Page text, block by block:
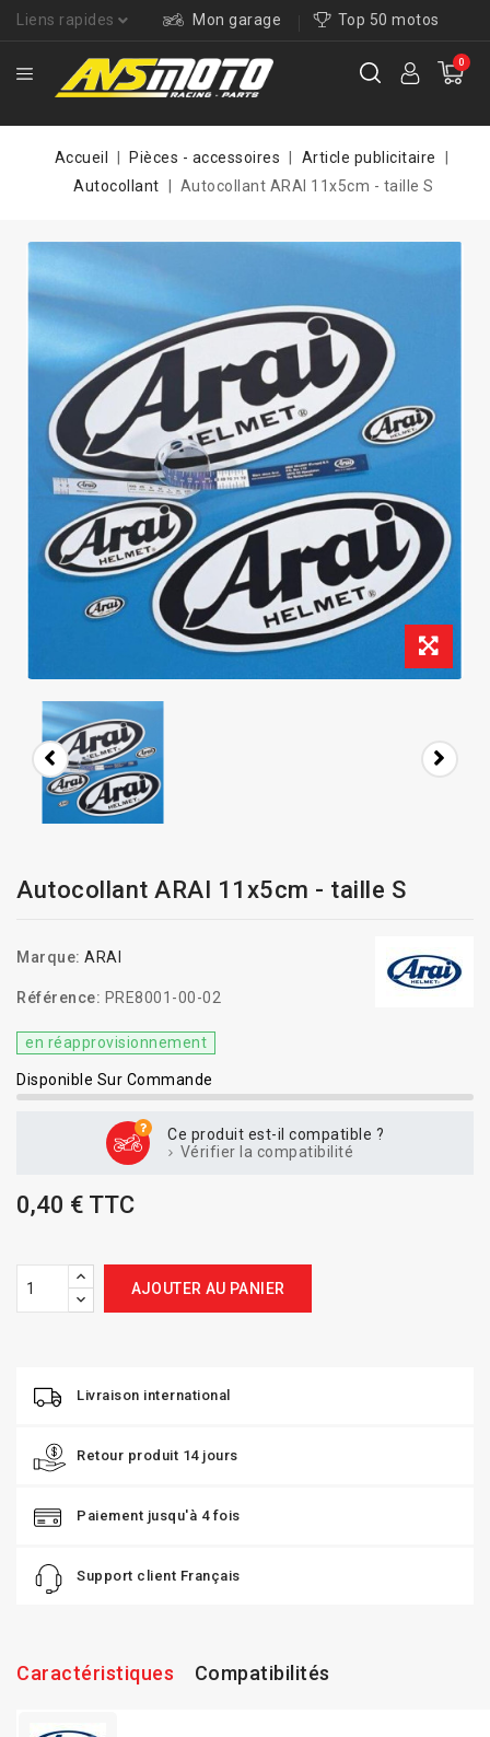
Liens rapides Mon garage Top 50 motos
0
Accueil Pièces - accessoires
Article publicitaire
Autocollant
Autocollant ARAI 11x5cm - taille S
Autocollant ARAI 11x5cm - taille S
Marque: ARAI
Référence: PRE8001-00-02
en réapprovisionnement
Disponible Sur Commande
Ce produit est-il compatible ?
Vérifier la compatibilité
0,40 € TTC
AJOUTER AU PANIER
Livraison international
Retour produit 14 jours
Paiement jusqu'à 4 fois
Support client Français
Caractéristiques Compatibilités